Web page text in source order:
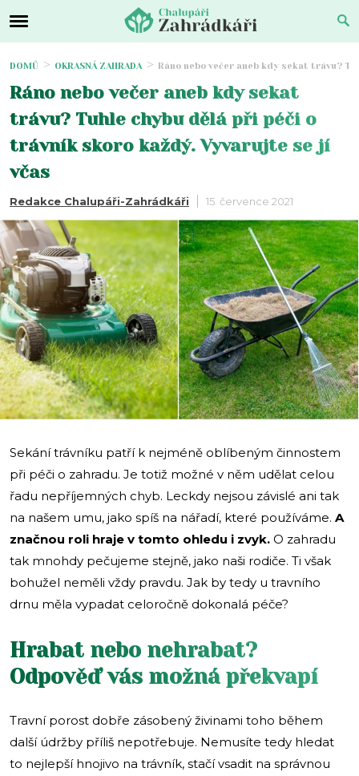
DOMŮ OKRASNÁ ZAHRADA Ráno nebo večer aneb kdy sekat trávu?
Ráno nebo večer aneb kdy sekat
trávu? Tuhle chybu dělá při péči o
trávník skoro každý. Vyvarujte se jí
včas
Redakce Chalupáři-Zahrádkáři 15. července 2021
Sekání trávníku patří k nejméně oblíbeným činnostem
při péči o zahradu. Je totiž možné v něm udělat celou
řadu nepříjemných chyb. Leckdy nejsou závislé ani tak
na našem umu, jako spíš na nářadí, které používáme. A
značnou roli hraje v tomto ohledu i zvyk. O zahradu
tak mnohdy pečujeme stejně, jako naši rodiče. Ti však
bohužel neměli vždy pravdu. Jak by tedy u travního
drnu měla vypadat celoročně dokonalá péče?
Hrabat nebo nehrabat?
Odpověď vás možná překvapí
Travní porost dobře zásobený živinami toho během
další údržby příliš nepotřebuje. Nemusíte tedy hledat
to nejlepší hnojivo na trávník, stačí vsadit na správnou